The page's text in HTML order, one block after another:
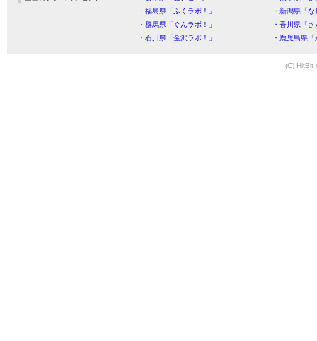
・福島県「ふくラボ！」
・新潟県「
・群馬県「ぐんラボ！」
・香川県「
・石川県「金沢ラボ！」
・鹿児島県
(C) HitBit